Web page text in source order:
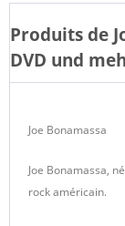
Produits de
DVD und
Joe Bonamassa
Joe Bonamassa,
rock américain.